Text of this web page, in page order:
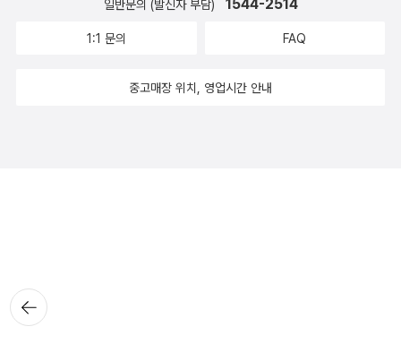
뒤로가
기
일반문의 (발신자 부담) 1544-2514
1:1 문의 FAQ
중고매장 위치, 영업시간 안내